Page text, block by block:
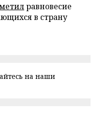
равновесие
в страну
на наши